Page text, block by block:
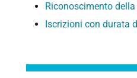
Riconoscimento
Iscrizioni con durata